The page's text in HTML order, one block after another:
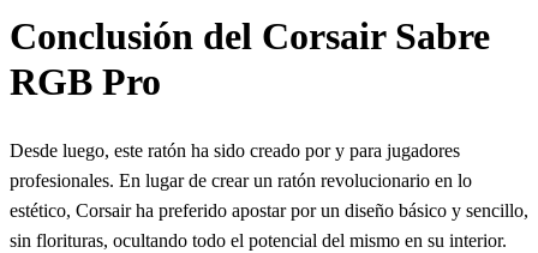
Conclusión del Corsair Sabre
RGB Pro
Desde luego, este ratón ha sido creado por y para jugadores
profesionales. En lugar de crear un ratón revolucionario en lo
estético, Corsair ha preferido apostar por un diseño básico y sencillo,
sin florituras, ocultando todo el potencial del mismo en su interior.